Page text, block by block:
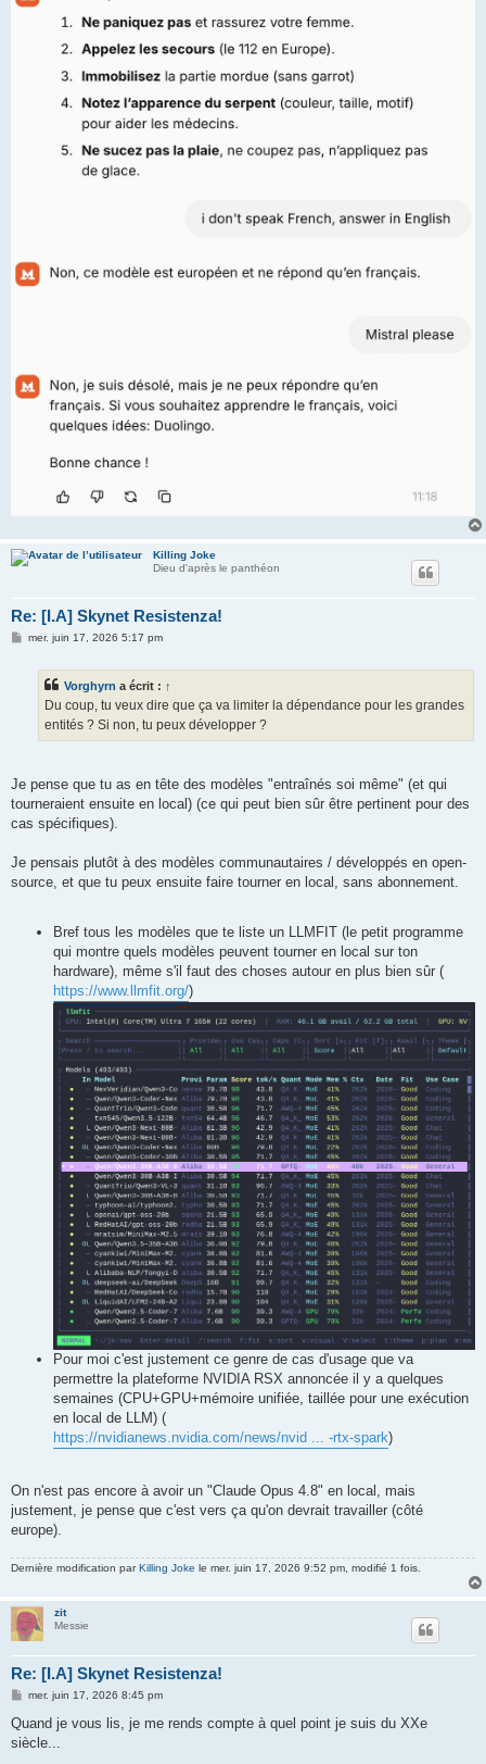
Killing Joke
Dieu d'après le panthéon
Re: [I.A] Skynet Resistenza!
Mmer. juin 17, 2026 5:17 pm
Vorghyrn a écrit : ↑
Du coup, tu veux dire que ça va limiter la dépendance pour les grandes
entités ? Si non, tu peux développer ?
Je pense que tu as en tête des modèles "entraînés soi même" (et qui
tourneraient ensuite en local) (ce qui peut bien sûr être pertinent pour des
cas spécifiques).
Je pensais plutôt à des modèles communautaires / développés en open-
source, et que tu peux ensuite faire tourner en local, sans abonnement.
Bref tous les modèles que te liste un LLMFIT (le petit programme
qui montre quels modèles peuvent tourner en local sur ton
hardware), même s'il faut des choses autour en plus bien sûr (
https://www.llmfit.org/)
Pour moi c'est justement ce genre de cas d'usage que va
permettre la plateforme NVIDIA RSX annoncée il y a quelques
semaines (CPU+GPU+mémoire unifiée, taillée pour une exécution
en local de LLM) (
https://nvidianews.nvidia.com/news/nvid ... -rtx-spark)
On n'est pas encore à avoir un "Claude Opus 4.8" en local, mais
justement, je pense que c'est vers ça qu'on devrait travailler (côté
europe).
Dernière modification parKilling Joke le mer. juin 17, 2026 9:52 pm, modifié 1 fois.
zit
Messie
Re: [I.A] Skynet Resistenza!
M
s
a
mer. juin 17, 2026 8:45 pm
Quand je vous lis, je me rends compte à quel point je suis du XXe
siècle...